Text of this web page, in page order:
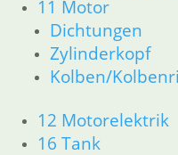
11 Motor
Dichtungen
Zylinderkopf
Kolben/
12 Motorelektrik
16 Tank